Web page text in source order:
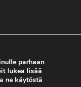
parhaan
lukea lisää
ne käytöstä